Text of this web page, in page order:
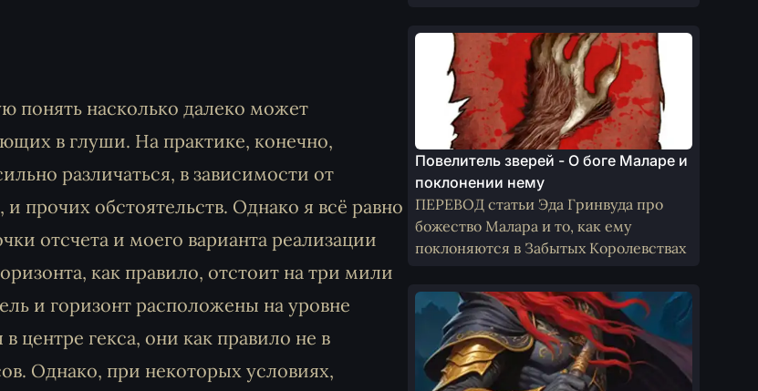
понять насколько далеко может
в глуши. На практике, конечно,
различаться, в зависимости от
прочих обстоятельств. Однако я всё равно
отсчета и моего варианта реализации
как правило, отстоит на три мили
и горизонт расположены на уровне
центре гекса, они как правило не в
Однако, при некоторых условиях,
Повелитель зверей - О боге Маларе и
поклонении нему
ПЕРЕВОД статьи Эда Гринвуда про
божество Малара и то, как ему
поклоняются в Забытых Королевствах